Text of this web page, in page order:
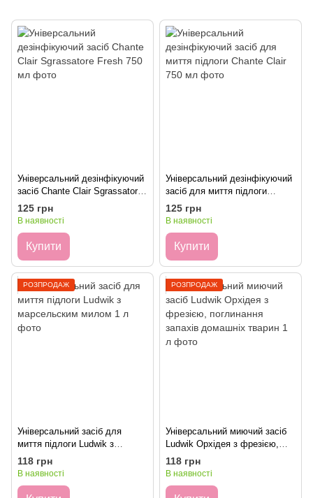
Універсальний дезінфікуючий
засіб Chante Clair Sgrassatore
Fresh 750 мл
125 грн
В наявності
Купити
Універсальний дезінфікуючий
засіб для миття підлоги
Chante Clair 750 мл
125 грн
В наявності
Купити
РОЗПРОДАЖ
Універсальний засіб для
миття підлоги Ludwik з
марсельским милом 1 л
118 грн
В наявності
РОЗПРОДАЖ
Універсальний миючий засіб
Ludwik Орхідея з фрезією,
поглинання запахів домашніх
тварин 1 л
118 грн
В наявності